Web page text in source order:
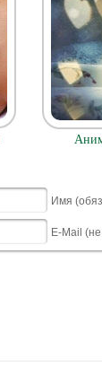
Имя
E-Mail